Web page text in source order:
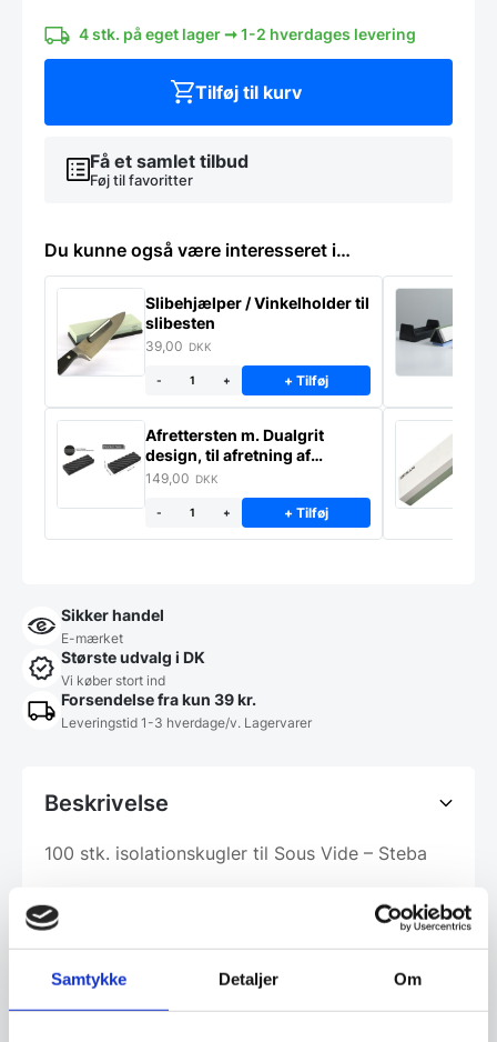
Samtykke Detaljer Om
Steba
antal
4 stk. på eget lager ➞ 1-2 hverdages levering
Få et samlet tilbud
Føj til favoritter
Tilføj til kurv
Du kunne også være interesseret i…
Slibehjælper / Vinkelholder til
slibesten
39,00 DKK
- + + Tilføj
Afrettersten m. Dualgrit
design, til afretning af
slibesten
149,00 DKK
- + + Tilføj
Sikker handel
E-mærket
Største udvalg i DK
Vi køber stort ind
Forsendelse fra kun 39 kr.
Leveringstid 1-3 hverdage/v. Lagervarer
Beskrivelse
100 stk. isolationskugler til Sous Vide – Steba